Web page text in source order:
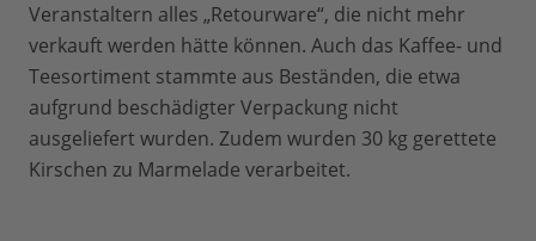
Veranstaltern alles „Retourware“, die nicht mehr
verkauft werden hätte können. Auch das Kaffee- und
Teesortiment stammte aus Beständen, die etwa
aufgrund beschädigter Verpackung nicht
ausgeliefert wurden. Zudem wurden 30 kg gerettete
Kirschen zu Marmelade verarbeitet.